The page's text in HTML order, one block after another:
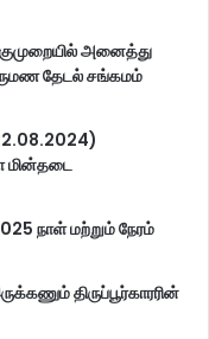
அனைத்து
தேடல் சங்கமம்
மின்தடை
நாள் மற்றும் நேரம்
திருப்பூர்காரரின்